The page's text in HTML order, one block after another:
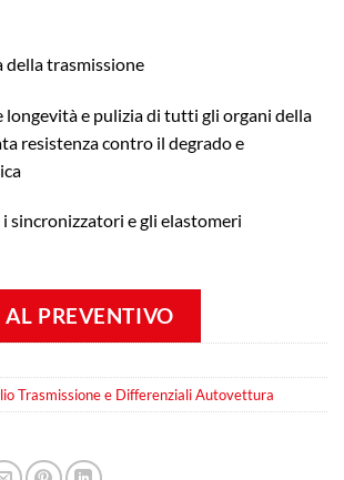
della trasmissione
longevità e pulizia di tutti gli organi della
resistenza contro il degrado e
sincronizzatori e gli elastomeri
PREVENTIVO
Trasmissione e Differenziali Autovettura